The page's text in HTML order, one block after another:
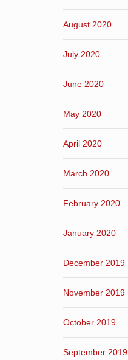
August 2020
July 2020
June 2020
May 2020
April 2020
March 2020
February 2020
January 2020
December 2019
November 2019
October 2019
September 2019